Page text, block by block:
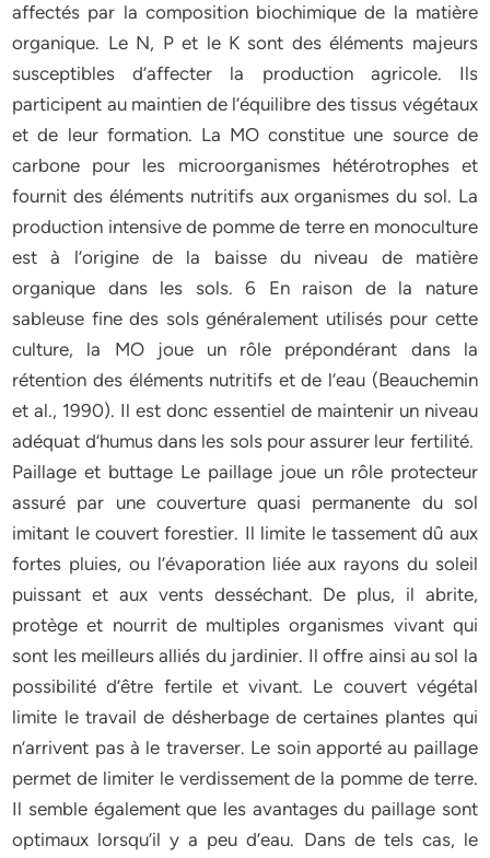
affectés par la composition biochimique de la matière
organique. Le N, P et le K sont des éléments majeurs
susceptibles d’affecter la production agricole. Ils
participent au maintien de l’équilibre des tissus végétaux
et de leur formation. La MO constitue une source de
carbone pour les microorganismes hétérotrophes et
fournit des éléments nutritifs aux organismes du sol. La
production intensive de pomme de terre en monoculture
est à l’origine de la baisse du niveau de matière
organique dans les sols. 6 En raison de la nature
sableuse fine des sols généralement utilisés pour cette
culture, la MO joue un rôle prépondérant dans la
rétention des éléments nutritifs et de l’eau (Beauchemin
et al., 1990). Il est donc essentiel de maintenir un niveau
adéquat d’humus dans les sols pour assurer leur fertilité.
Paillage et buttage Le paillage joue un rôle protecteur
assuré par une couverture quasi permanente du sol
imitant le couvert forestier. Il limite le tassement dû aux
fortes pluies, ou l’évaporation liée aux rayons du soleil
puissant et aux vents desséchant. De plus, il abrite,
protège et nourrit de multiples organismes vivant qui
sont les meilleurs alliés du jardinier. Il offre ainsi au sol la
possibilité d’être fertile et vivant. Le couvert végétal
limite le travail de désherbage de certaines plantes qui
n’arrivent pas à le traverser. Le soin apporté au paillage
permet de limiter le verdissement de la pomme de terre.
Il semble également que les avantages du paillage sont
optimaux lorsqu’il y a peu d’eau. Dans de tels cas, le